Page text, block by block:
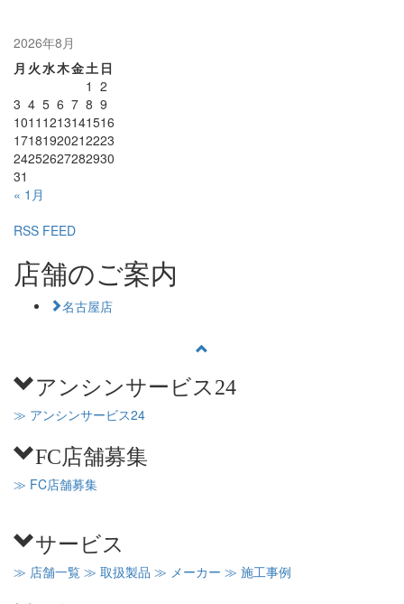
2026年8月
月 火水木金土 日
1 2
3 4 5 6 7 8 9
1011 1213141516
17181920212223
24252627282930
31
« 1月
RSS FEED
店舗のご案内
名古屋店
アンシンサービス24
≫ アンシンサービス24
FC店舗募集
≫ FC店舗募集
サービス
≫ 店舗一覧 ≫ 取扱製品 ≫ メーカー ≫ 施工事例